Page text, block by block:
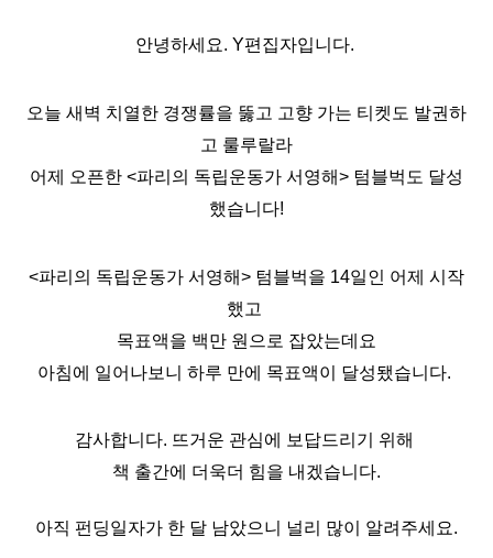
안녕하세요. Y편집자입니다.
오늘 새벽 치열한 경쟁률을 뚫고 고향 가는 티켓도 발권하
고 룰루랄라
어제 오픈한 <파리의 독립운동가 서영해> 텀블벅도 달성
했습니다!
<파리의 독립운동가 서영해> 텀블벅을 14일인 어제 시작
했고
목표액을 백만 원으로 잡았는데요
아침에 일어나보니 하루 만에 목표액이 달성됐습니다.
감사합니다. 뜨거운 관심에 보답드리기 위해
책 출간에 더욱더 힘을 내겠습니다.
아직 펀딩일자가 한 달 남았으니 널리 많이 알려주세요.